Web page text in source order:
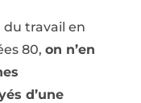
du travail en
80, on n’en
d’une